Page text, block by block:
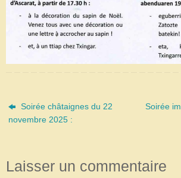
Soirée châtaignes du 22
novembre 2025 :
Soirée
Laisser un commentaire